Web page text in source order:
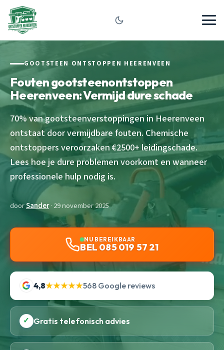
GOOTSTEEN ONTSTOPPEN HEERENVEEN
Fouten gootsteenontstoppen
Heerenveen: Vermijd dure schade
70% van gootsteenverstoppingen in Heerenveen
ontstaat door vermijdbare fouten. Chemische
ontstoppers veroorzaken €2500+ leidingschade.
Lees hoe je dure problemen voorkomt en wanneer
professionele hulp nodig is.
doorSander· 29 november 2025
NU BEREIKBAAR
BEL 085 019 57 21
4,8★★★★★568 Google reviews
✓ Gratis telefonisch advies